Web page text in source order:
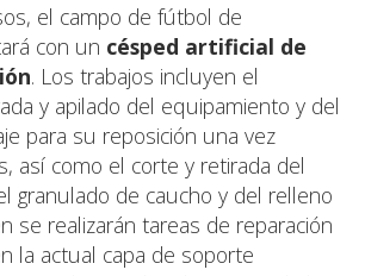
el campo de fútbol de
con un césped artificial de
. Los trabajos incluyen el
y apilado del equipamiento y del
para su reposición una vez
así como el corte y retirada del
granulado de caucho y del relleno
se realizarán tareas de reparación
la actual capa de soporte